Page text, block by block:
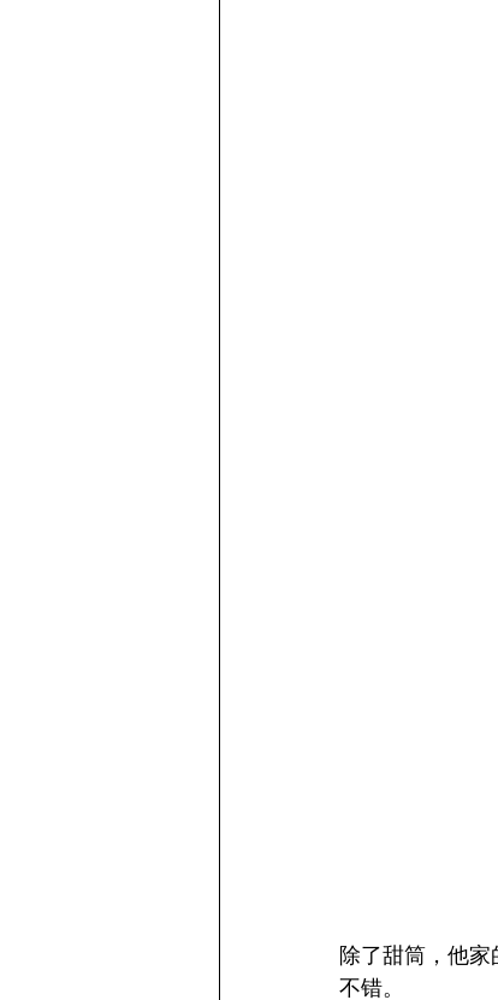
除了甜筒，他
不错。